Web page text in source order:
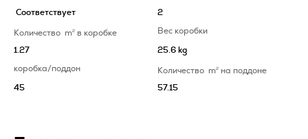
Соответствует 2
Количество m2 в коробке
1.27
Вес коробки
25.6 kg
коробка/поддон
45
Количествоm2 на поддоне
57.15